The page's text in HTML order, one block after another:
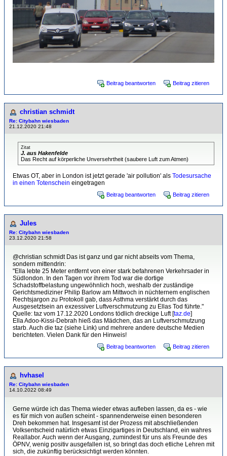
Beitrag beantworten Beitrag zitieren
christian schmidt
Re: Citybahn wiesbaden
21.12.2020 21:48
Zitat
J. aus Hakenfelde
Das Recht auf körperliche Unversehrtheit (saubere Luft zum Atmen)
Etwas OT, aber in London ist jetzt gerade 'air pollution' als Todesursache
in einen Totenschein eingetragen
Beitrag beantworten Beitrag zitieren
Jules
Re: Citybahn wiesbaden
23.12.2020 21:58
@christian schmidt Das ist ganz und gar nicht abseits vom Thema,
sondern mittendrin:
"Ella lebte 25 Meter entfernt von einer stark befahrenen Verkehrsader in
Südlondon. In den Tagen vor ihrem Tod war die dortige
Schadstoffbelastung ungewöhnlich hoch, weshalb der zuständige
Gerichtsmediziner Philip Barlow am Mittwoch in nüchternem englischen
Rechtsjargon zu Protokoll gab, dass Asthma verstärkt durch das
Ausgesetztsein an exzessiver Luftverschmutzung zu Ellas Tod führte."
Quelle: taz vom 17.12.2020 Londons tödlich dreckige Luft [taz.de]
Ella Adoo-Kissi-Debrah hieß das Mädchen, das an Luftverschmutzung
starb. Auch die taz (siehe Link) und mehrere andere deutsche Medien
berichteten. Vielen Dank für den Hinweis!
Beitrag beantworten Beitrag zitieren
hvhasel
Re: Citybahn wiesbaden
14.10.2022 08:49
Gerne würde ich das Thema wieder etwas aufleben lassen, da es - wie
es für mich von außen scheint - spannenderweise einen besonderen
Dreh bekommen hat. Insgesamt ist der Prozess mit abschließenden
Volksentscheid natürlich etwas Einzigartiges in Deutschland, ein wahres
Reallabor. Auch wenn der Ausgang, zumindest für uns als Freunde des
ÖPNV, wenig positiv ausgefallen ist, so bringt das doch etliche Lehren mit
sich, die zukünftig berücksichtigt werden könnten.